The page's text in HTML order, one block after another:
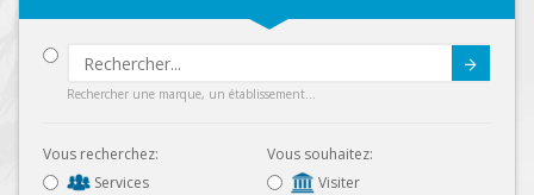
Rechercher une marque, un établissement...
Vous recherchez:
Services
Vous souhaitez:
Visiter